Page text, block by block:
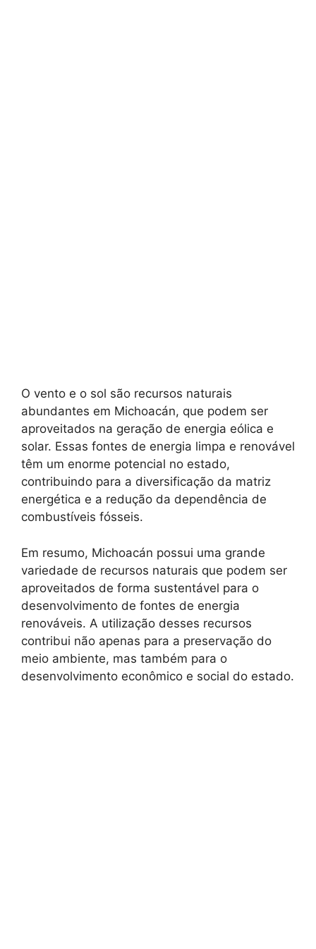
O vento e o sol são recursos naturais
abundantes em Michoacán, que podem ser
aproveitados na geração de energia eólica e
solar. Essas fontes de energia limpa e renovável
têm um enorme potencial no estado,
contribuindo para a diversificação da matriz
energética e a redução da dependência de
combustíveis fósseis.
Em resumo, Michoacán possui uma grande
variedade de recursos naturais que podem ser
aproveitados de forma sustentável para o
desenvolvimento de fontes de energia
renováveis. A utilização desses recursos
contribui não apenas para a preservação do
meio ambiente, mas também para o
desenvolvimento econômico e social do estado.